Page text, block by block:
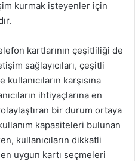
kurmak isteyenler için
kartlarının çeşitliliği de
sağlayıcıları, çeşitli
karşısına
ihtiyaçlarına en
bir durum ortaya
kapasiteleri bulunan
kullanıcıların dikkatli
uygun kartı seçmeleri